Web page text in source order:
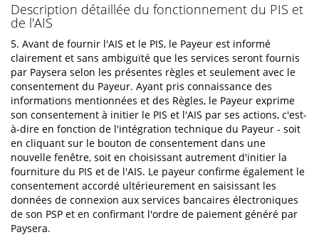
Description détaillée du fonctionnement du PIS et
de l'AIS
5. Avant de fournir l'AIS et le PIS, le Payeur est informé
clairement et sans ambiguïté que les services seront fournis
par Paysera selon les présentes règles et seulement avec le
consentement du Payeur. Ayant pris connaissance des
informations mentionnées et des Règles, le Payeur exprime
son consentement à initier le PIS et l'AIS par ses actions, c'est-
à-dire en fonction de l'intégration technique du Payeur - soit
en cliquant sur le bouton de consentement dans une
nouvelle fenêtre, soit en choisissant autrement d'initier la
fourniture du PIS et de l'AIS. Le payeur confirme également le
consentement accordé ultérieurement en saisissant les
données de connexion aux services bancaires électroniques
de son PSP et en confirmant l'ordre de paiement généré par
Paysera.